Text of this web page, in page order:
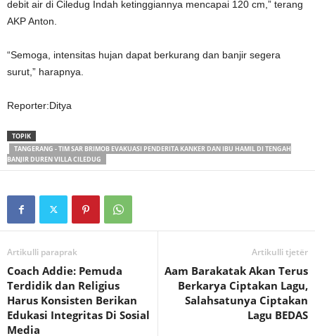
debit air di Ciledug Indah ketinggiannya mencapai 120 cm,” terang
AKP Anton.
“Semoga, intensitas hujan dapat berkurang dan banjir segera
surut,” harapnya.
Reporter:Ditya
TOPIK
TANGERANG - TIM SAR BRIMOB EVAKUASI PENDERITA KANKER DAN IBU HAMIL DI TENGAH
BANJIR DUREN VILLA CILEDUG
Artikulli paraprak
Coach Addie: Pemuda
Terdidik dan Religius
Harus Konsisten Berikan
Edukasi Integritas Di Sosial
Media
Artikulli tjetër
Aam Barakatak Akan Terus
Berkarya Ciptakan Lagu,
Salahsatunya Ciptakan
Lagu BEDAS